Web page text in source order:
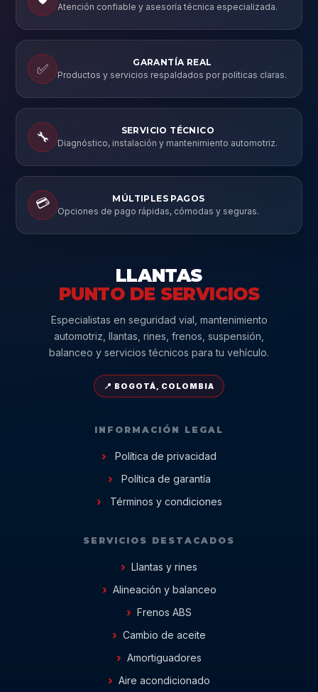
Atención confiable y asesoría técnica especializada.
✅
GARANTÍA REAL
Productos y servicios respaldados por políticas claras.
🔧
SERVICIO TÉCNICO
Diagnóstico, instalación y mantenimiento automotriz.
💳
MÚLTIPLES PAGOS
Opciones de pago rápidas, cómodas y seguras.
LLANTAS
PUNTO DE SERVICIOS
Especialistas en seguridad vial, mantenimiento
automotriz, llantas, rines, frenos, suspensión,
balanceo y servicios técnicos para tu vehículo.
📍 BOGOTÁ, COLOMBIA
INFORMACIÓN LEGAL
Política de privacidad
Política de garantía
Términos y condiciones
SERVICIOS DESTACADOS
Llantas y rines
Alineación y balanceo
Frenos ABS
Cambio de aceite
Amortiguadores
Aire acondicionado